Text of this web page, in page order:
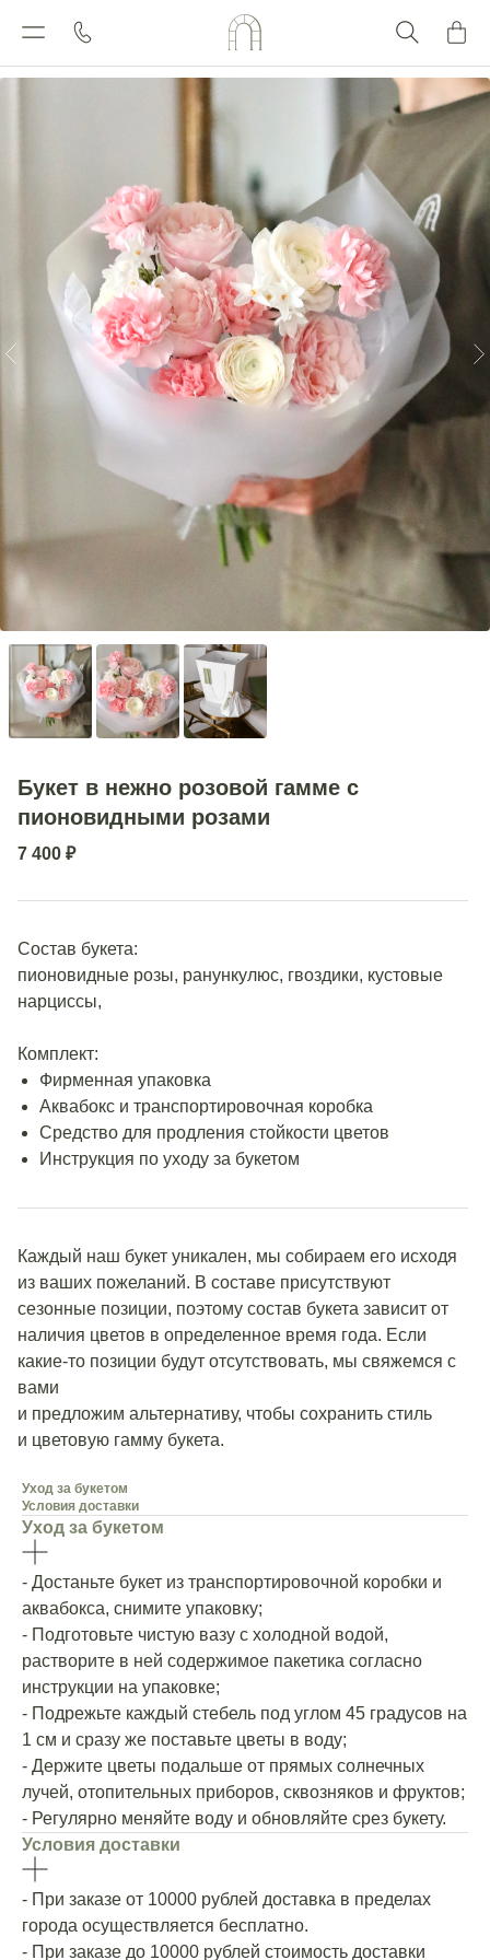
Букет в нежно розовой гамме с
пионовидными розами
7 400 ₽
Состав букета:
пионовидные розы, ранункулюс, гвоздики, кустовые
нарциссы,
Комплект:
Фирменная упаковка
Аквабокс и транспортировочная коробка
Средство для продления стойкости цветов
Инструкция по уходу за букетом
Каждый наш букет уникален, мы собираем его исходя
из ваших пожеланий. В составе присутствуют
сезонные позиции, поэтому состав букета зависит от
наличия цветов в определенное время года. Если
какие-то позиции будут отсутствовать, мы свяжемся с
вами
и предложим альтернативу, чтобы сохранить стиль
и цветовую гамму букета.
Уход за букетом
Условия доставки
Уход за букетом
- Достаньте букет из транспортировочной коробки и
аквабокса, снимите упаковку;
- Подготовьте чистую вазу с холодной водой,
растворите в ней содержимое пакетика согласно
инструкции на упаковке;
- Подрежьте каждый стебель под углом 45 градусов на
1 см и сразу же поставьте цветы в воду;
- Держите цветы подальше от прямых солнечных
лучей, отопительных приборов, сквозняков и фруктов;
- Регулярно меняйте воду и обновляйте срез букету.
Условия доставки
- При заказе от 10000 рублей доставка в пределах
города осуществляется бесплатно.
- При заказе до 10000 рублей стоимость доставки